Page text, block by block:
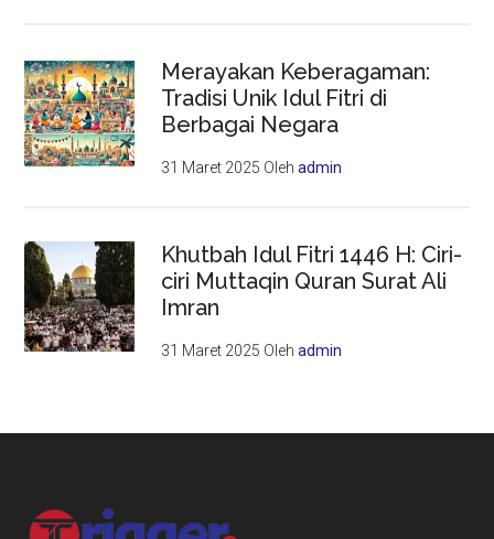
Merayakan Keberagaman:
Tradisi Unik Idul Fitri di
Berbagai Negara
31 Maret 2025 Olehadmin
Khutbah Idul Fitri 1446 H: Ciri-
ciri Muttaqin Quran Surat Ali
Imran
31 Maret 2025 Olehadmin
Footer